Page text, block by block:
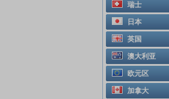
瑞士
日本
英国
澳大利亚
欧元区
加拿大